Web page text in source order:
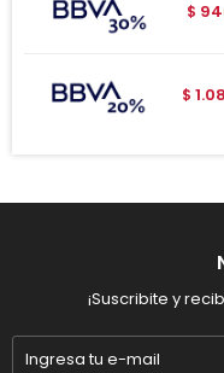
$
$
¡Suscribite y